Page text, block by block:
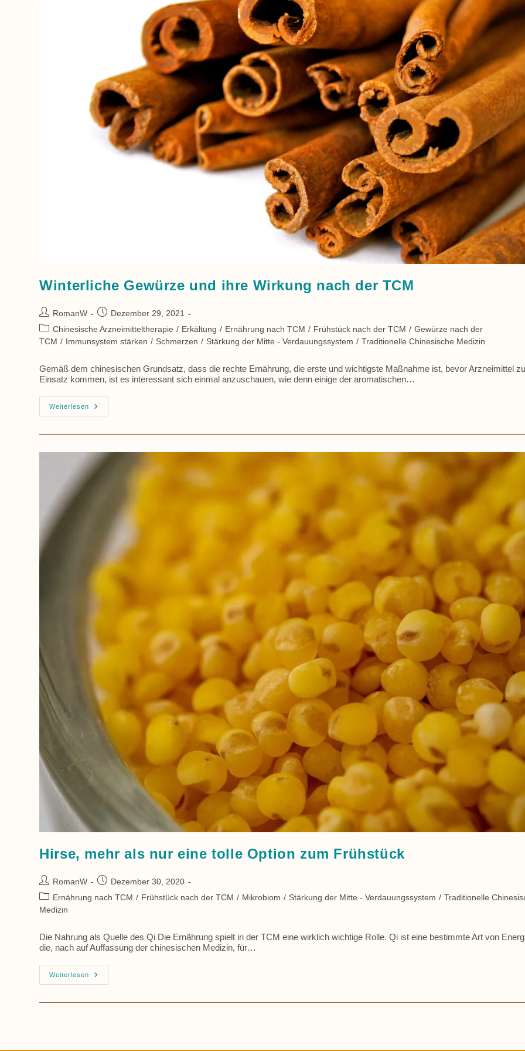
Winterliche Gewürze und ihre Wirkung nach der TCM
Beitrags-
Autor:
RomanW
Beitrag
veröffentlicht:
Dezember 29, 2021
Beitrags-
Kategorie:
Chinesische Arzneimitteltherapie / Erkältung / Ernährung nach TCM / Frühstück nach der TCM / Gewürze nach der
TCM / Immunsystem stärken / Schmerzen / Stärkung der Mitte - Verdauungssystem / Traditionelle Chinesische Medizin
Gemäß dem chinesischen Grundsatz, dass die rechte Ernährung, die erste und wichtigste Maßnahme ist, bevor Arzneimittel
Einsatz kommen, ist es interessant sich einmal anzuschauen, wie denn einige der aromatischen…
Weiterlesen
Winterliche
Gewürze
Der
TCM
Hirse, mehr als nur eine tolle Option zum Frühstück
Beitrags-
Autor:
RomanW
Beitrag
veröffentlicht:
Dezember 30, 2020
Beitrags-
Kategorie:
Ernährung nach TCM / Frühstück nach der TCM / Mikrobiom / Stärkung der Mitte - Verdauungssystem / Traditionelle
Medizin
Die Nahrung als Quelle des Qi Die Ernährung spielt in der TCM eine wirklich wichtige Rolle. Qi ist eine bestimmte Art von
die, nach auf Auffassung der chinesischen Medizin, für…
Weiterlesen
Hirse,
Mehr